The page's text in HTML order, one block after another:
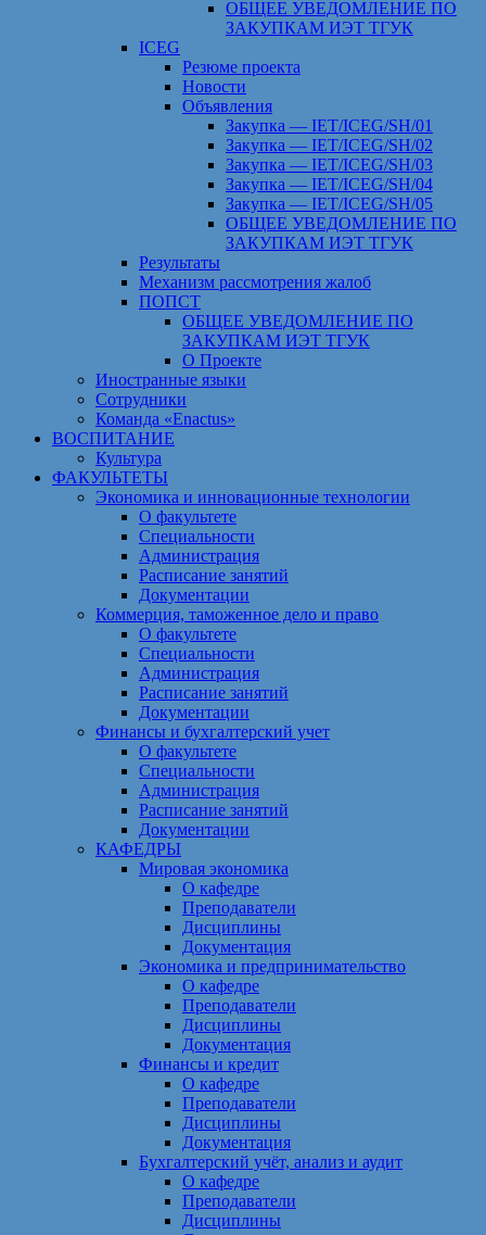
ОБЩЕЕ УВЕДОМЛЕНИЕ ПО
ЗАКУПКАМ ИЭТ ТГУК
ICEG
Резюме проекта
Новости
Объявления
Закупка — IET/ICEG/SH/01
Закупка — IET/ICEG/SH/02
Закупка — IET/ICEG/SH/03
Закупка — IET/ICEG/SH/04
Закупка — IET/ICEG/SH/05
ОБЩЕЕ УВЕДОМЛЕНИЕ ПО
ЗАКУПКАМ ИЭТ ТГУК
Результаты
Механизм рассмотрения жалоб
ПОПСТ
ОБЩЕЕ УВЕДОМЛЕНИЕ ПО
ЗАКУПКАМ ИЭТ ТГУК
О Проекте
Иностранные языки
Сотрудники
Команда «Enactus»
ВОСПИТАНИЕ
Культура
ФАКУЛЬТЕТЫ
Экономика и инновационные технологии
О факультете
Специальности
Администрация
Расписание занятий
Документации
Коммерция, таможенное дело и право
О факультете
Специальности
Администрация
Расписание занятий
Документации
Финансы и бухгалтерский учет
О факультете
Специальности
Администрация
Расписание занятий
Документации
КАФЕДРЫ
Мировая экономика
О кафедре
Преподаватели
Дисциплины
Документация
Экономика и предпринимательство
О кафедре
Преподаватели
Дисциплины
Документация
Финансы и кредит
О кафедре
Преподаватели
Дисциплины
Документация
Бухгалтерский учёт, анализ и аудит
О кафедре
Преподаватели
Дисциплины